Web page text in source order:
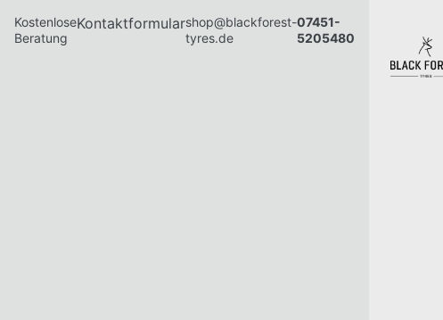
Kostenlose
Beratung
Kontaktformularshop@blackforest-
tyres.de
07451-
5205480